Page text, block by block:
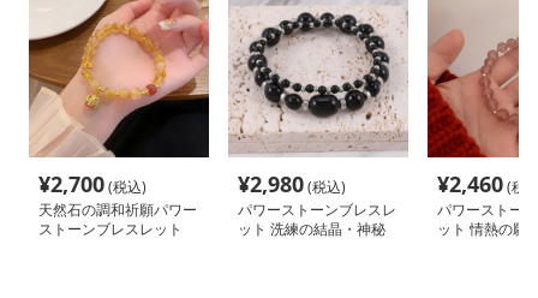
¥2,700(税込)
天然石の調和祈願パワー
ストーンブレスレット
¥2,980(税込)
パワーストーンブレスレ
ット 洗練の結晶・神秘
¥2,460(税
パワーストー
ット 情熱の願